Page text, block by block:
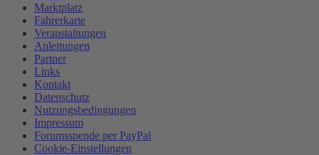
Marktplatz
Fahrerkarte
Veranstaltungen
Anleitungen
Partner
Links
Kontakt
Datenschutz
Nutzungsbedingungen
Impressum
Forumsspende per PayPal
Cookie-Einstellungen